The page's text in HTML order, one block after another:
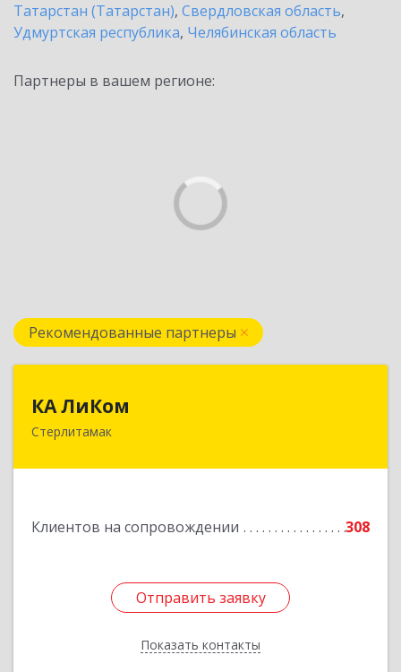
Татарстан (Татарстан), Свердловская область,
Удмуртская республика, Челябинская область
Партнеры в вашем регионе:
Рекомендованные партнеры
КА ЛиКом
Стерлитамак
Клиентов на сопровождении 308
Отправить заявку
Показать контакты
453115, Башкортостан Респ, г.о. город
Подробнее
Отправить заявку
Назад